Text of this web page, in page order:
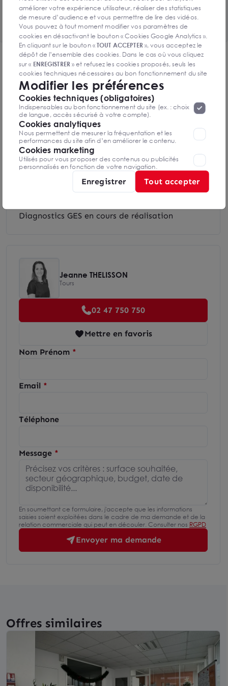
Voir le tableau complet
DPE & GES
Diagnostic de performance énergétique
Diagnostics DPE en cours de réalisation
Indice d'émission de gaz à effet de serre
Diagnostics GES en cours de réalisation
Jeanne THELISSON
Tours
02 47 750 750
Mettre en favoris
Nom Prénom
Email
Téléphone
Message
En soumettant ce formulaire, j'accepte que les informations
saisies soient exploitées dans le cadre de ma demande et de la
relation commerciale qui peut en découler. Consulter nos RGPD
Envoyer ma demande
Offres similaires
améliorer votre expérience utilisateur, réaliser des statistiques
de mesure d’audience et vous permettre de lire des vidéos.
Vous pouvez à tout moment modifier vos paramètres de
cookies en désactivant le bouton « Cookies Google Analytics ».
En cliquant sur le bouton «TOUT ACCEPTER», vous acceptez le
dépôt de l’ensemble des cookies. Dans le cas où vous cliquez
sur « ENREGISTRER» et refusez les cookies proposés, seuls les
cookies techniques nécessaires au bon fonctionnement du site
seront déposés. Pour plus d’informations, vous pouvez consulter
«Protection des données à caractère
personnel ».Lorsque vous naviguez sur notre site internet, il
peut être amenée à déposer des cookies. Vous avez la
possibilité de désactiver les cookies, ces réglages ne seront
valables que sur le navigateur que vous utilisez actuellement
Modifier les préférences
Cookies techniques (obligatoires)
Indispensables au bon fonctionnement du site (ex. : choix
de langue, accès sécurisé à votre compte).
Cookies analytiques
Nous permettent de mesurer la fréquentation et les
performances du site afin d’en améliorer le contenu.
Cookies marketing
Utilisés pour vous proposer des contenus ou publicités
personnalisés en fonction de votre navigation.
Enregistrer Tout accepter